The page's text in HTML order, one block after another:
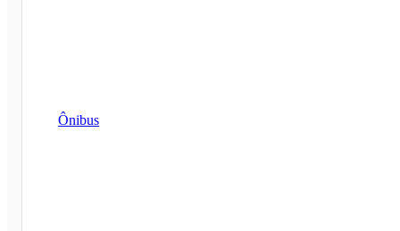
Ônibus